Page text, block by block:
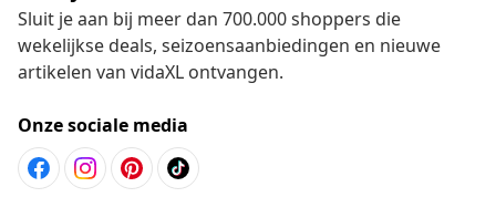
Sluit je aan bij meer dan 700.000 shoppers die
wekelijkse deals, seizoensaanbiedingen en nieuwe
artikelen van vidaXL ontvangen.
Onze sociale media